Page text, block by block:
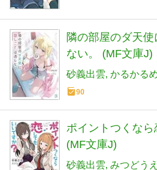
隣の部屋のダ天
ない。 (MF文庫J)
砂義出雲 かるかる
90
ポイントつくな
(MF文庫J)
砂義出雲 みつどうえ